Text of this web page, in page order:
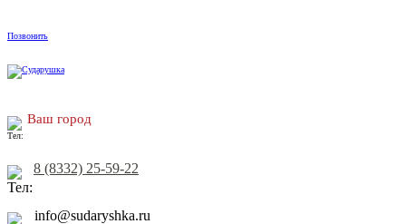
Позвонить
Ваш город
8 (8332) 25-59-22
info@sudaryshka.ru